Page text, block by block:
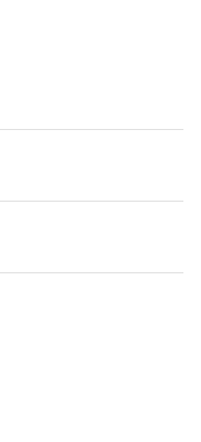
從北堤堤防南邊入口